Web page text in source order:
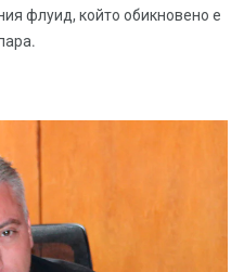
флуид, който обикновено е